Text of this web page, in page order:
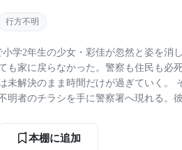
行方不明
生の少女・彩佳が忽然と姿を消した。 公園で遊んで
も家に戻らなかった。警察も住民も必
ま時間だけが過ぎていく。 そして9年後のある朝。 1人
明者のチラシを手に警察署へ現れる。
、自分が名前ではなく番号で呼ばれてい
ではなかった。 家族の家に隠されてい
本棚に追加